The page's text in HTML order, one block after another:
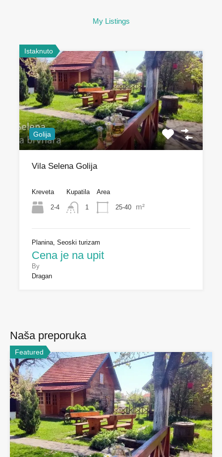
My Listings
Istaknuto
Golija
Vila Selena Golija
Kreveta
2-4
Kupatila
1
Area
25-40 m²
Planina, Seoski turizam
Cena je na upit
By
Dragan
Naša preporuka
Featured